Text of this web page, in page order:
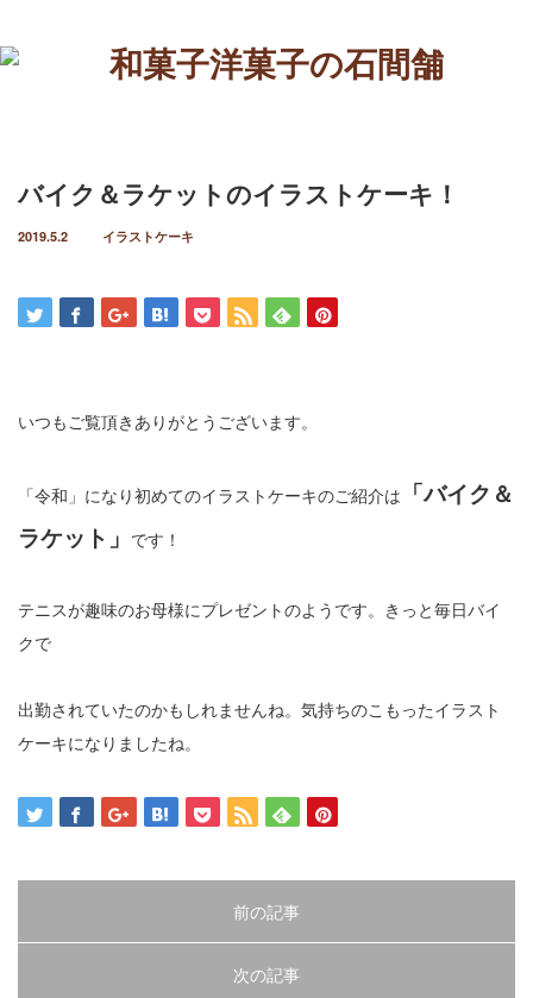
バイク＆ラケットのイラストケーキ！
2019.5.2 イラストケーキ
いつもご覧頂きありがとうございます。
「令和」になり初めてのイラストケーキのご紹介は 「バイク＆
ラケット」 です！
テニスが趣味のお母様にプレゼントのようです。きっと毎日バイ
クで
出勤されていたのかもしれませんね。気持ちのこもったイラスト
ケーキになりましたね。
前の記事
次の記事
定番のお菓子
イラストケーキ
焼菓子
進物
返礼品
お祝い・内祝
仏事
季節のお菓子
春のお菓子